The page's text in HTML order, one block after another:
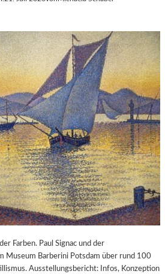
Farben. Paul Signac und der
Museum Barberini Potsdam über rund 100
Ausstellungsbericht: Infos, Konzeption